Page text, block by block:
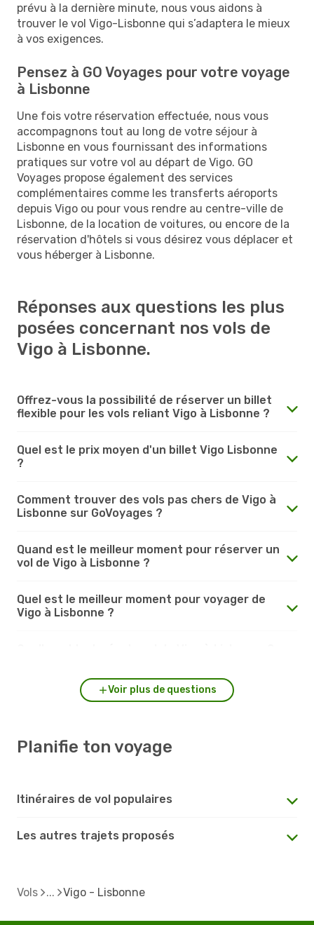
prévu à la dernière minute, nous vous aidons à
trouver le vol Vigo-Lisbonne qui s’adaptera le mieux
à vos exigences.
Pensez à GO Voyages pour votre voyage
à Lisbonne
Une fois votre réservation effectuée, nous vous
accompagnons tout au long de votre séjour à
Lisbonne en vous fournissant des informations
pratiques sur votre vol au départ de Vigo. GO
Voyages propose également des services
complémentaires comme les transferts aéroports
depuis Vigo ou pour vous rendre au centre-ville de
Lisbonne, de la location de voitures, ou encore de la
réservation d'hôtels si vous désirez vous déplacer et
vous héberger à Lisbonne.
Réponses aux questions les plus
posées concernant nos vols de
Vigo à Lisbonne.
Offrez-vous la possibilité de réserver un billet
flexible pour les vols reliant Vigo à Lisbonne ?
Quel est le prix moyen d'un billet Vigo Lisbonne
?
Comment trouver des vols pas chers de Vigo à
Lisbonne sur GoVoyages ?
Quand est le meilleur moment pour réserver un
vol de Vigo à Lisbonne ?
Quel est le meilleur moment pour voyager de
Vigo à Lisbonne ?
Voir plus de questions
Planifie ton voyage
Itinéraires de vol populaires
Les autres trajets proposés
Vols Vigo - Lisbonne